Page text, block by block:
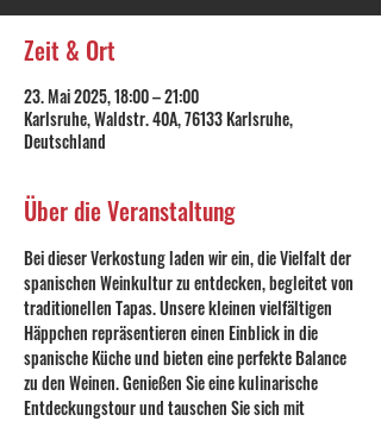
Zeit & Ort
23. Mai 2025, 18:00 – 21:00
Karlsruhe, Waldstr. 40A, 76133 Karlsruhe,
Deutschland
Über die Veranstaltung
Bei dieser Verkostung laden wir ein, die Vielfalt der
spanischen Weinkultur zu entdecken, begleitet von
traditionellen Tapas. Unsere kleinen vielfältigen
Häppchen repräsentieren einen Einblick in die
spanische Küche und bieten eine perfekte Balance
zu den Weinen. Genießen Sie eine kulinarische
Entdeckungstour und tauschen Sie sich mit